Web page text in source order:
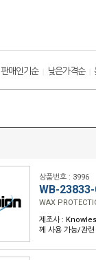
판매인기순| 낮은가격순|
상품번호 : 3996
WB-
WAX
제조사 :
께 사용 가능/관련